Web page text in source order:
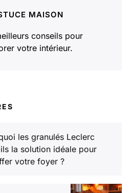
MAISON
conseils pour
votre intérieur.
les granulés Leclerc
la solution idéale pour
votre foyer ?